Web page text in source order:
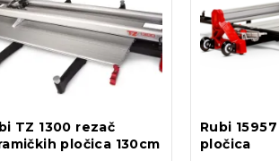
TZ 1300 rezač
pločica 130cm
Rubi
pločica